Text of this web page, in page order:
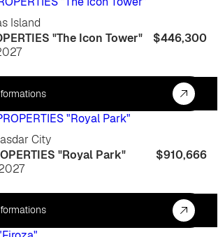
Island
"The Icon Tower"
$446,300
City
"Royal Park"
$910,666